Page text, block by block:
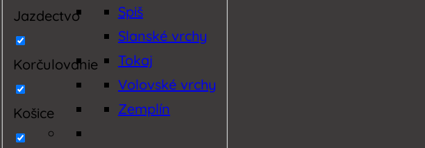
Jazdectvo
Korčulovanie
Košice
Spiš
Slanské vrchy
Tokaj
Volovské vrchy
Zemplín